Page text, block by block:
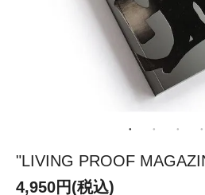
"LIVING PROOF
4,950円(税込)